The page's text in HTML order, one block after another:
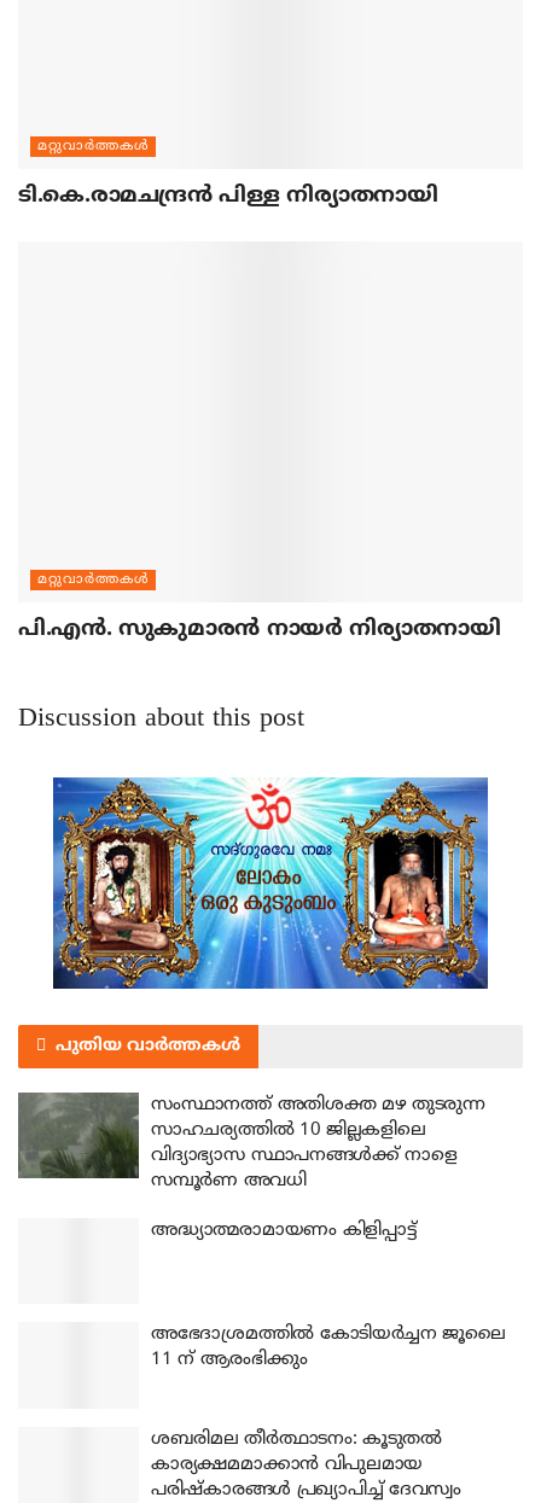
മറ്റുവാര്‍ത്തകള്‍
ടി.കെ.രാമചന്ദ്രന്‍ പിള്ള നിര്യാതനായി
മറ്റുവാര്‍ത്തകള്‍
പി.എന്‍. സുകുമാരന്‍ നായര്‍ നിര്യാതനായി
Discussion about this post
പുതിയ വാർത്തകൾ
സംസ്ഥാനത്ത് അതിശക്ത മഴ തുടരുന്ന
സാഹചര്യത്തിൽ 10 ജില്ലകളിലെ
വിദ്യാഭ്യാസ സ്ഥാപനങ്ങൾക്ക് നാളെ
സമ്പൂർണ അവധി
അദ്ധ്യാത്മരാമായണം കിളിപ്പാട്ട്
അഭേദാശ്രമത്തില്‍ കോടിയര്‍ച്ചന ജൂലൈ
11 ന് ആരംഭിക്കും
ശബരിമല തീര്‍ത്ഥാടനം: കൂടുതല്‍
കാര്യക്ഷമമാക്കാന്‍ വിപുലമായ
പരിഷ്‌കാരങ്ങള്‍ പ്രഖ്യാപിച്ച് ദേവസ്വം